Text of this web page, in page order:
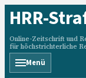
HRR-
Online-Zeitschrift und
für höchstrichterliche
Menü